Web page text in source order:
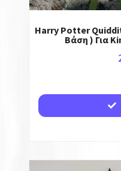
Harry Potter
Βάση ) Για